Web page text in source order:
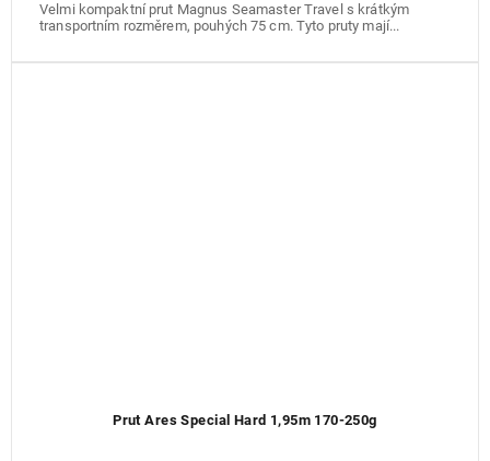
Velmi kompaktní prut Magnus Seamaster Travel s krátkým
transportním rozměrem, pouhých 75 cm. Tyto pruty mají...
Prut Ares Special Hard 1,95m 170-250g